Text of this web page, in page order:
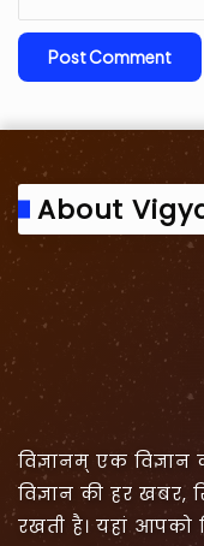
About
विज्ञानम् एक विज्ञान
विज्ञान की हर
रखती है। यहां आपको